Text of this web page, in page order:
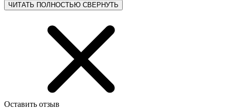
ЧИТАТЬ ПОЛНОСТЬЮ СВЕРНУТЬ
Оставить отзыв